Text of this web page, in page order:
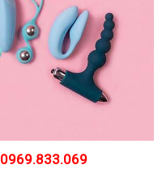
0969.833.069